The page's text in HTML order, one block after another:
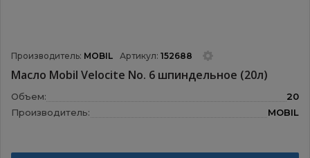
Производитель: MOBIL Артикул: 152688
Масло Mobil Velocite No. 6 шпиндельное (20л)
Объем:
20
Производитель:
MOBIL